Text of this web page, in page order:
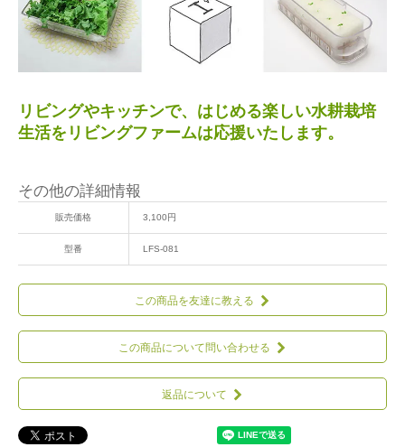
リビングやキッチンで、はじめる楽しい水耕栽培
生活をリビングファームは応援いたします。
その他の詳細情報
販売価格 3,100円
型番 LFS-081
この商品を友達に教える
この商品について問い合わせる
返品について